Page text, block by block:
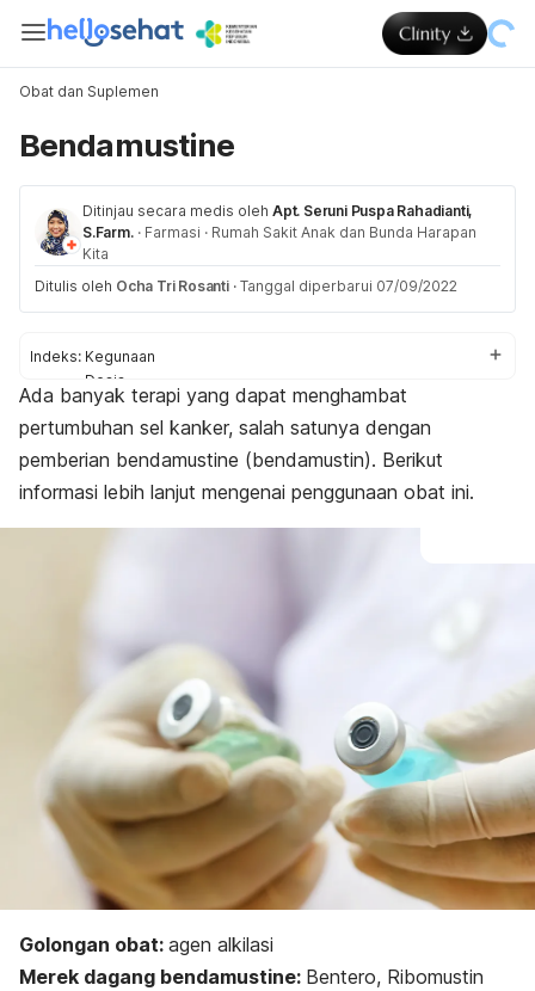
Obat dan Suplemen
Bendamustine
Ditinjau secara medis oleh Apt. Seruni Puspa Rahadianti,
S.Farm. · Farmasi · Rumah Sakit Anak dan Bunda Harapan
Kita
Ditulis oleh Ocha Tri Rosanti · Tanggal diperbarui 07/09/2022
Indeks: Kegunaan
Dosis
Aturan pakai
Efek samping
Peringatan dan perhatian
Interaksi obat
Ada banyak terapi yang dapat menghambat
pertumbuhan sel kanker, salah satunya dengan
pemberian bendamustine (bendamustin). Berikut
informasi lebih lanjut mengenai penggunaan obat ini.
Golongan obat: agen alkilasi
Merek dagang bendamustine: Bentero, Ribomustin